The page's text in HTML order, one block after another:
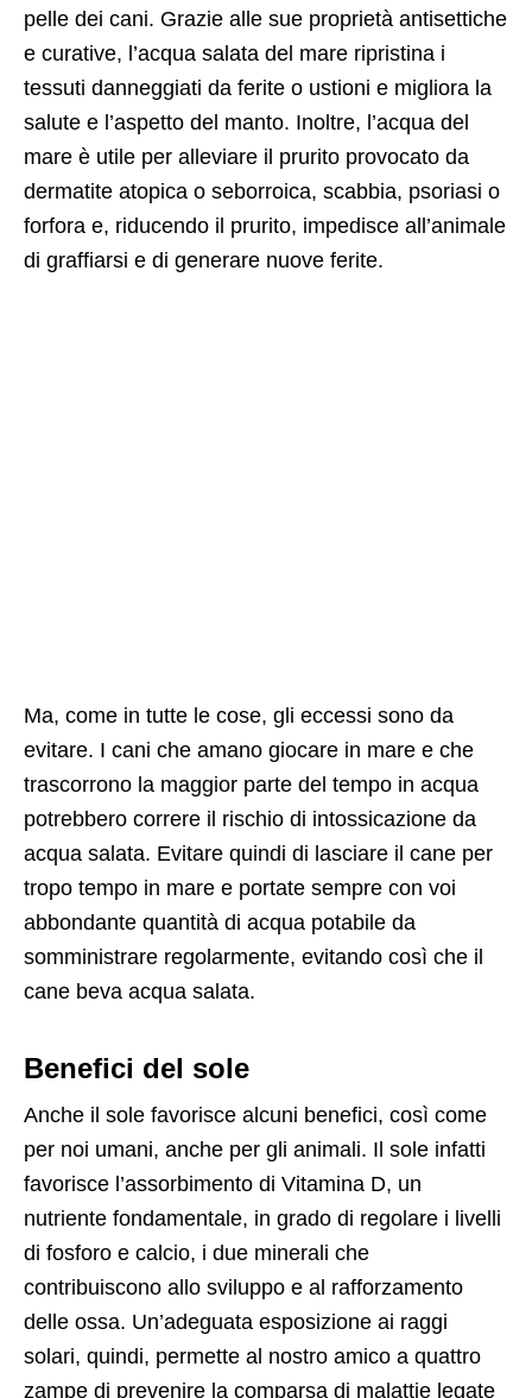
pelle dei cani. Grazie alle sue proprietà antisettiche
e curative, l’acqua salata del mare ripristina i
tessuti danneggiati da ferite o ustioni e migliora la
salute e l’aspetto del manto. Inoltre, l’acqua del
mare è utile per alleviare il prurito provocato da
dermatite atopica o seborroica, scabbia, psoriasi o
forfora e, riducendo il prurito, impedisce all’animale
di graffiarsi e di generare nuove ferite.
Ma, come in tutte le cose, gli eccessi sono da
evitare. I cani che amano giocare in mare e che
trascorrono la maggior parte del tempo in acqua
potrebbero correre il rischio di intossicazione da
acqua salata. Evitare quindi di lasciare il cane per
tropo tempo in mare e portate sempre con voi
abbondante quantità di acqua potabile da
somministrare regolarmente, evitando così che il
cane beva acqua salata.
Benefici del sole
Anche il sole favorisce alcuni benefici, così come
per noi umani, anche per gli animali. Il sole infatti
favorisce l’assorbimento di Vitamina D, un
nutriente fondamentale, in grado di regolare i livelli
di fosforo e calcio, i due minerali che
contribuiscono allo sviluppo e al rafforzamento
delle ossa. Un’adeguata esposizione ai raggi
solari, quindi, permette al nostro amico a quattro
zampe di prevenire la comparsa di malattie legate